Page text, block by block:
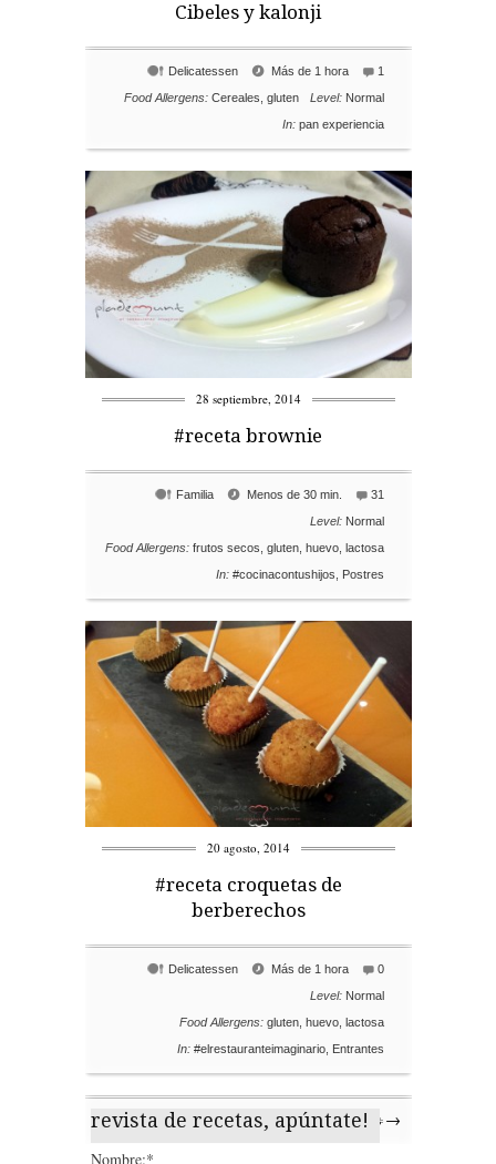
Cibeles y kalonji
1
Más de 1 hora
Delicatessen
Level: Normal
Food Allergens: Cereales gluten
In: pan experiencia
28 septiembre, 2014
#receta brownie
31
Menos de 30 min.
Familia
Level: Normal
Food Allergens: frutos secos gluten, huevo, lactosa
In: #cocinacontushijos Postres
20 agosto, 2014
#receta croquetas de
berberechos
0
Más de 1 hora
Delicatessen
Level: Normal
Food Allergens: gluten, huevo,
lactosa
In: #elrestauranteimaginario, Entrantes
← Entradas anteriores Entradas recientes →
revista de recetas, apúntate!
Nombre:*